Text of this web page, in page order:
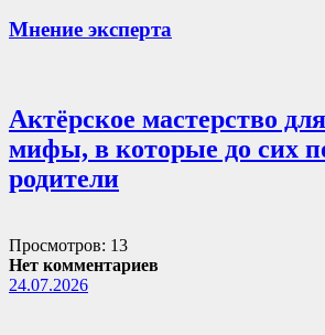
Мнение эксперта
Актёрское мастерство
мифы, в которые до сих
родители
Просмотров: 13
Нет комментариев
24.07.2026